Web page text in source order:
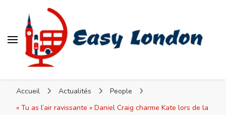
Accueil Actualités
People
« Tu as l’air ravissante » Daniel Craig charme Kate lors de la